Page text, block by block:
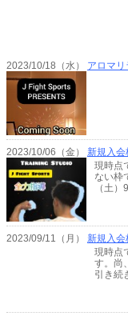
2023/10/18（水） アロマ
2023/10/06（金）
新規入会
現時点
ない枠
（土
2023/09/11（月）
新規入会
現時点
す。尚
引き続